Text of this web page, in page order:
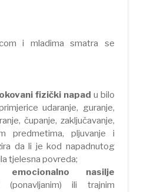
i mladima smatra se
fizički napad u bilo
udaranje, guranje,
čupanje, zaključavanje,
predmetima, pljuvanje i
da li je kod napadnutog
tjelesna povreda;
nasilje
(ponavljanim) ili trajnim